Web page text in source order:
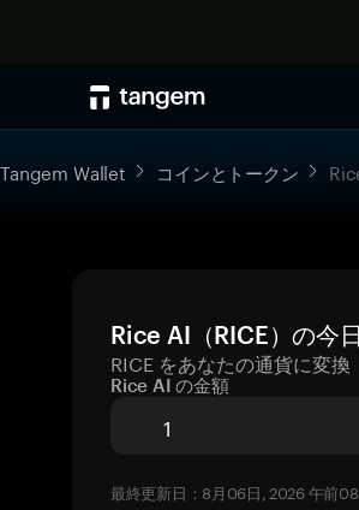
Tangem Wallet コインとトークン
Rice AI（RICE）の今
RICE をあなたの通貨に変換
Rice AI の金額
最終更新日：8月06日, 2026 午前